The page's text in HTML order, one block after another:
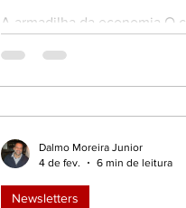
A armadilha da economia O
apenas de 2% a 3% da sua
esses atalhos custam muito
aceitar a primeira resposta
Newsletters
Dalmo Moreira Junior
4 de fev.
6 min de leitura